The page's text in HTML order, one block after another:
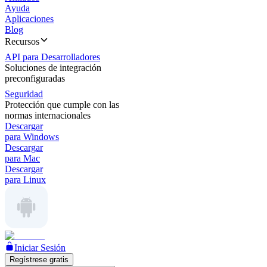
Ayuda
Aplicaciones
Blog
Recursos
API para Desarrolladores
Soluciones de integración
preconfiguradas
Seguridad
Protección que cumple con las
normas internacionales
Descargar
para Windows
Descargar
para Mac
Descargar
para Linux
Iniciar Sesión
Regístrese gratis